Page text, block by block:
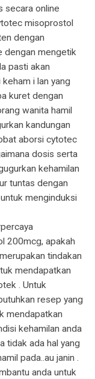
secara online
misoprostol
dengan
dengan mengetik
pasti akan
i lan yang
kuret dengan
wanita hamil
kandungan
aborsi cytotec
dosis serta
kehamilan
tuntas dengan
menginduksi
200mcg, apakah
tindakan
mendapatkan
. Untuk
resep yang
mendapatkan
kehamilan anda
tidak ada hal yang
pada..au janin .
anda untuk